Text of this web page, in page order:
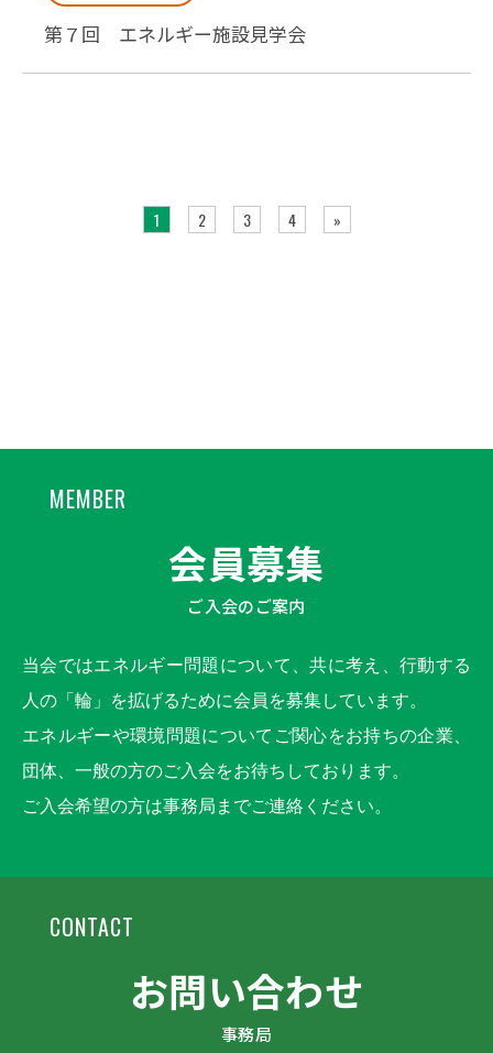
第７回 エネルギー施設見学会
1 2 3 4 »
MEMBER
会員募集
ご入会のご案内
当会ではエネルギー問題について、共に考え、行動する
人の「輪」を拡げるために会員を募集しています。
エネルギーや環境問題についてご関心をお持ちの企業、
団体、一般の方のご入会をお待ちしております。
ご入会希望の方は事務局までご連絡ください。
CONTACT
お問い合わせ
事務局